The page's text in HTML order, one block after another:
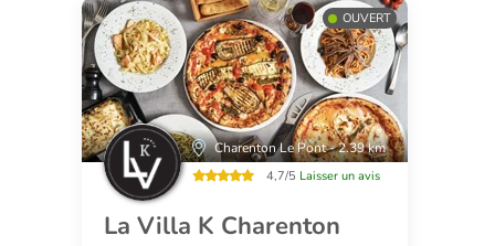
OUVERT
Charenton Le Pont - 2.39 km
4,7/5 Laisser un avis
La Villa K Charenton